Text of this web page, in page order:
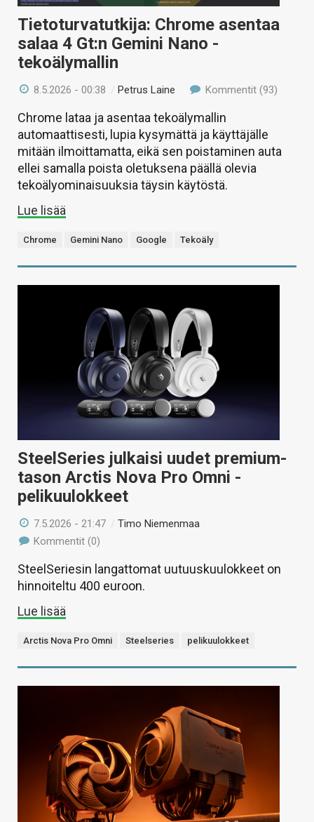
Tietoturvatutkija: Chrome asentaa
salaa 4 Gt:n Gemini Nano -
tekoälymallin
8.5.2026 - 00:38 /Petrus Laine Kommentit (93)
Chrome lataa ja asentaa tekoälymallin
automaattisesti, lupia kysymättä ja käyttäjälle
mitään ilmoittamatta, eikä sen poistaminen auta
ellei samalla poista oletuksena päällä olevia
tekoälyominaisuuksia täysin käytöstä.
Lue lisää
Chrome Gemini Nano Google Tekoäly
SteelSeries julkaisi uudet premium-
tason Arctis Nova Pro Omni -
pelikuulokkeet
7.5.2026 - 21:47 /Timo Niemenmaa
Kommentit (0)
SteelSeriesin langattomat uutuuskuulokkeet on
hinnoiteltu 400 euroon.
Lue lisää
Arctis Nova Pro Omni Steelseries pelikuulokkeet